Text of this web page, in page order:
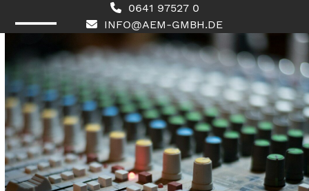
0641 97527 0
INFO@AEM-GMBH.DE
mobile
menu
mobile
menu